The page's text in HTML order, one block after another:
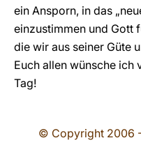
ein Ansporn, in das
einzustimmen und Gott
die wir aus seiner Güte
Euch allen wünsche ich
Tag!
© Copyright 2006